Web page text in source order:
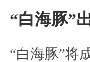
“白海豚”
“白海豚”将